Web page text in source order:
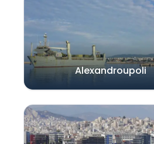
Alexandroupoli